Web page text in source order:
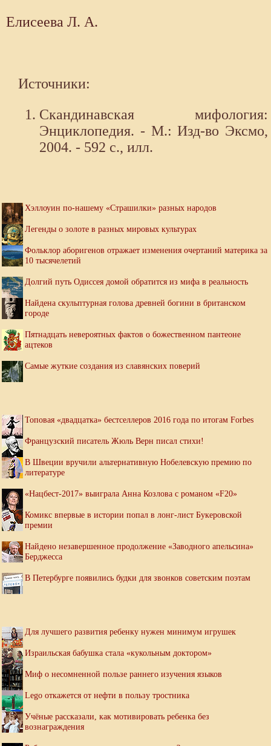
Елисеева Л. А.
Источники:
Скандинавская мифология:
Энциклопедия. - М.: Изд-во Эксмо,
2004. - 592 с., илл.
Хэллоуин по-нашему «Страшилки» разных народов
Легенды о золоте в разных мировых культурах
Фольклор аборигенов отражает изменения очертаний материка за
10 тысячелетий
Долгий путь Одиссея домой обратится из мифа в реальность
Найдена скульптурная голова древней богини в британском
городе
Пятнадцать невероятных фактов о божественном пантеоне
ацтеков
Самые жуткие создания из славянских поверий
Топовая «двадцатка» бестселлеров 2016 года по итогам Forbes
Французский писатель Жюль Верн писал стихи!
В Швеции вручили альтернативную Нобелевскую премию по
литературе
«Нацбест-2017» выиграла Анна Козлова с романом «F20»
Комикс впервые в истории попал в лонг-лист Букеровской
премии
Найдено незавершенное продолжение «Заводного апельсина»
Берджесса
В Петербурге появились будки для звонков советским поэтам
Для лучшего развития ребенку нужен минимум игрушек
Израильская бабушка стала «кукольным доктором»
Миф о несомненной пользе раннего изучения языков
Lego откажется от нефти в пользу тростника
Учёные рассказали, как мотивировать ребенка без
вознаграждения